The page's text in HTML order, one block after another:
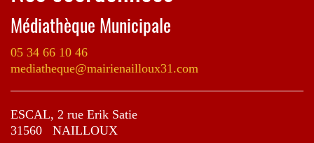
Médiathèque Municipale
05 34 66 10 46
mediatheque@mairienailloux31.com
ESCAL, 2 rue Erik Satie
31560 NAILLOUX